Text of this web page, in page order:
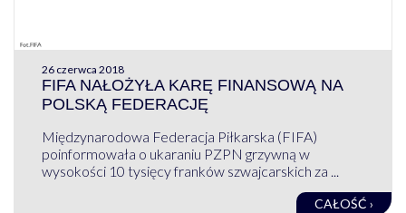
26 czerwca 2018
FIFA NAŁOŻYŁA KARĘ FINANSOWĄ NA
POLSKĄ FEDERACJĘ
Międzynarodowa Federacja Piłkarska (FIFA)
poinformowała o ukaraniu PZPN grzywną w
wysokości 10 tysięcy franków szwajcarskich za ...
CAŁOŚĆ ›